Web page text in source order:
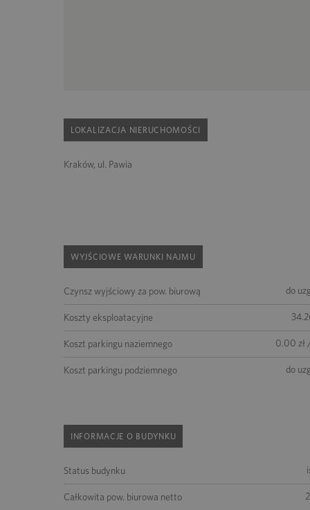
LOKALIZACJA NIERUCHOMOŚCI
Kraków, ul. Pawia
WYJŚCIOWE WARUNKI NAJMU
Czynsz wyjściowy za pow. biurową do
Koszty eksploatacyjne
Koszt parkingu naziemnego 0.00 zł
Koszt parkingu podziemnego do
INFORMACJE O BUDYNKU
Status budynku
Całkowita pow. biurowa netto